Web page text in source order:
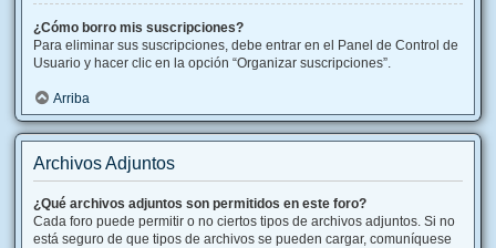
¿Cómo borro mis suscripciones?
Para eliminar sus suscripciones, debe entrar en el Panel de Control de
Usuario y hacer clic en la opción “Organizar suscripciones”.
Arriba
Archivos Adjuntos
¿Qué archivos adjuntos son permitidos en este foro?
Cada foro puede permitir o no ciertos tipos de archivos adjuntos. Si no
está seguro de que tipos de archivos se pueden cargar, comuníquese